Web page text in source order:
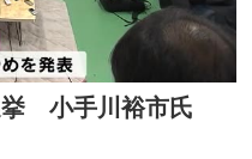
挙 小手川裕市氏